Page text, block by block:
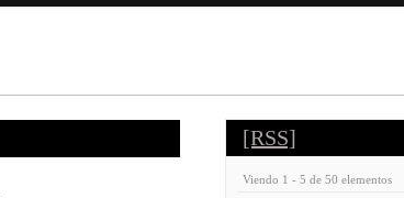
[RSS]
Viendo 1 - 5 de 50 elementos